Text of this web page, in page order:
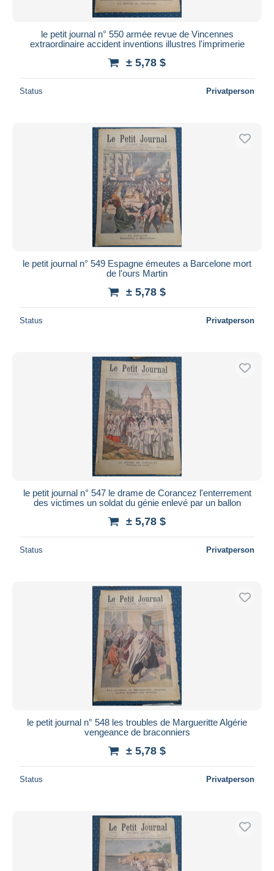
le petit journal n° 550 armée revue de Vincennes
extraordinaire accident inventions illustres l'imprimerie
± 5,78 $
Status Privatperson
le petit journal n° 549 Espagne émeutes a Barcelone mort
de l'ours Martin
± 5,78 $
Status Privatperson
le petit journal n° 547 le drame de Corancez l'enterrement
des victimes un soldat du génie enlevé par un ballon
± 5,78 $
Status Privatperson
le petit journal n° 548 les troubles de Margueritte Algérie
vengeance de braconniers
± 5,78 $
Status Privatperson